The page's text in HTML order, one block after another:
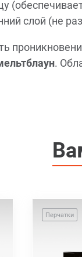
слой (не
.
Перчатки